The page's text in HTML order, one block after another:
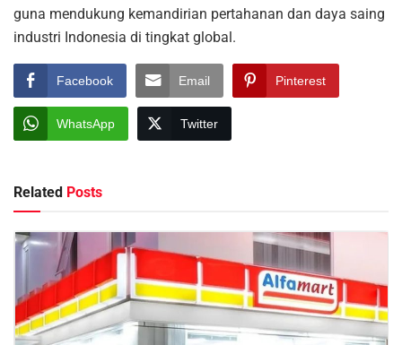
guna mendukung kemandirian pertahanan dan daya saing
industri Indonesia di tingkat global.
Facebook Email Pinterest
WhatsApp Twitter
Related Posts